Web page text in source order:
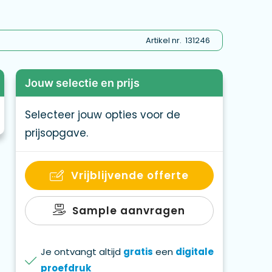
zorgt voor extra vlamkracht en
onderdelen kunnen veilig in de
je het anders? Een product helemaal op
maatwerk. We maken het samen tot een
Lees onze blog voor tips.
Artikel nr. 131246
Jouw selectie en prijs
Selecteer jouw opties voor de
prijsopgave.
Vrijblijvende offerte
Sample aanvragen
Je ontvangt altijd gratis een digitale
proefdruk